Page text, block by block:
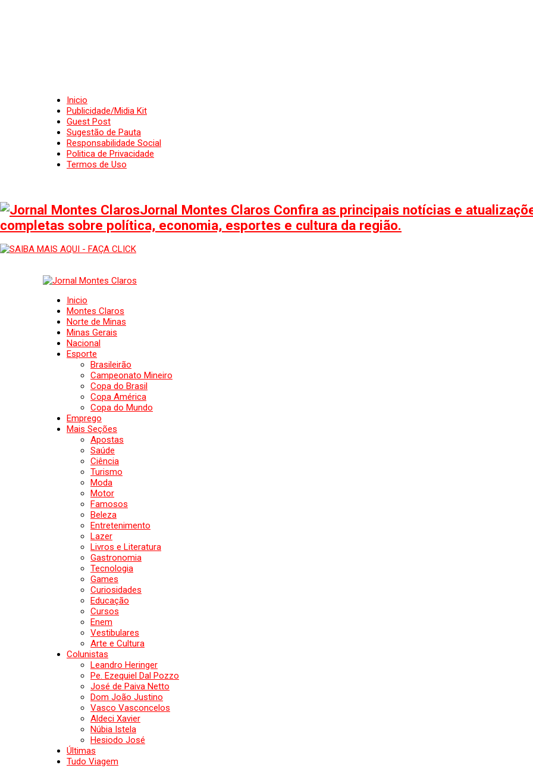
Inicio
Publicidade/Midia Kit
Guest Post
Sugestão de Pauta
Responsabilidade Social
Politica de Privacidade
Termos de Uso
Jornal Montes Claros Confira as principais notícias e
completas sobre política, economia, esportes e cultura da região.
Inicio
Montes Claros
Norte de Minas
Minas Gerais
Nacional
Esporte
Brasileirão
Campeonato Mineiro
Copa do Brasil
Copa América
Copa do Mundo
Emprego
Mais Seções
Apostas
Saúde
Ciência
Turismo
Moda
Motor
Famosos
Beleza
Entretenimento
Lazer
Livros e Literatura
Gastronomia
Tecnologia
Games
Curiosidades
Educação
Cursos
Enem
Vestibulares
Arte e Cultura
Colunistas
Leandro Heringer
Pe. Ezequiel Dal Pozzo
José de Paiva Netto
Dom João Justino
Vasco Vasconcelos
Aldeci Xavier
Núbia Istela
Hesiodo José
Últimas
Tudo Viagem